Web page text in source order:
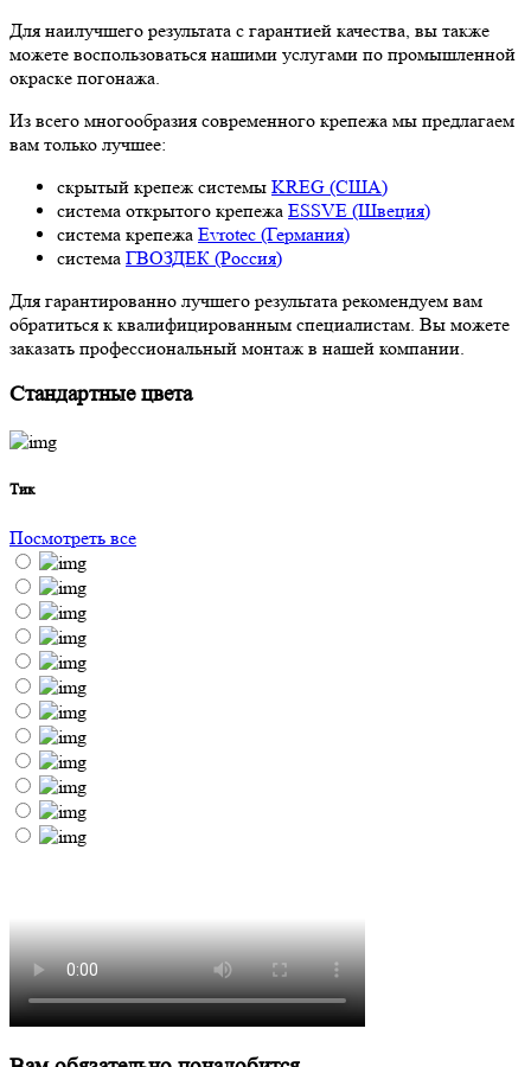
Для наилучшего результата с гарантией качества, вы также
можете воспользоваться нашими услугами по промышленной
окраске погонажа.
Из всего многообразия современного крепежа мы предлагаем
вам только лучшее:
скрытый крепеж системы KREG (США)
система открытого крепежа ESSVE (Швеция)
система крепежа Evrotec (Германия)
система ГВОЗДЕК (Россия)
Для гарантированно лучшего результата рекомендуем вам
обратиться к квалифицированным специалистам. Вы можете
заказать профессиональный монтаж в нашей компании.
Стандартные цвета
Тик
Посмотреть все